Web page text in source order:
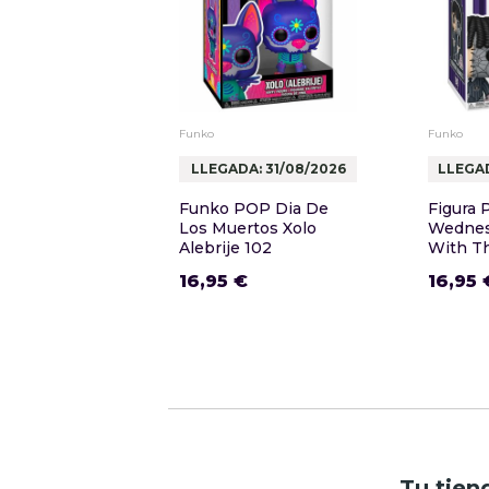
Funko
LLEGADA: 31/08/2026
Funko POP Dia De
Los Muertos Xolo
Alebrije 102
16,95 €
Funko
Figura
With
16,95